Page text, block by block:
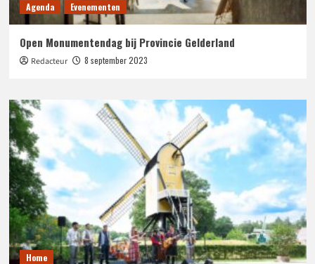
Agenda Evenementen
Open Monumentendag bij Provincie Gelderland
Redacteur 8 september 2023
Home